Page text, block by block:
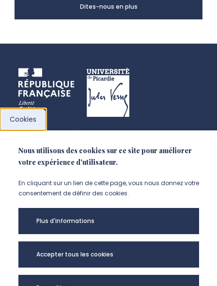
Dites-nous en plus
l’Université de Picardie Jules
Verne
Chemin du Thil
80025 Amiens Cedex 1
+33 3 22 82 72 72
DOSSIERS
Cookies
Nous utilisons des cookies sur ce site pour améliorer
votre expérience d'utilisateur.
En cliquant sur un lien de cette page, vous nous donnez votre
consentement de définir des cookies.
Plus d'informations
Accepter tous les cookies